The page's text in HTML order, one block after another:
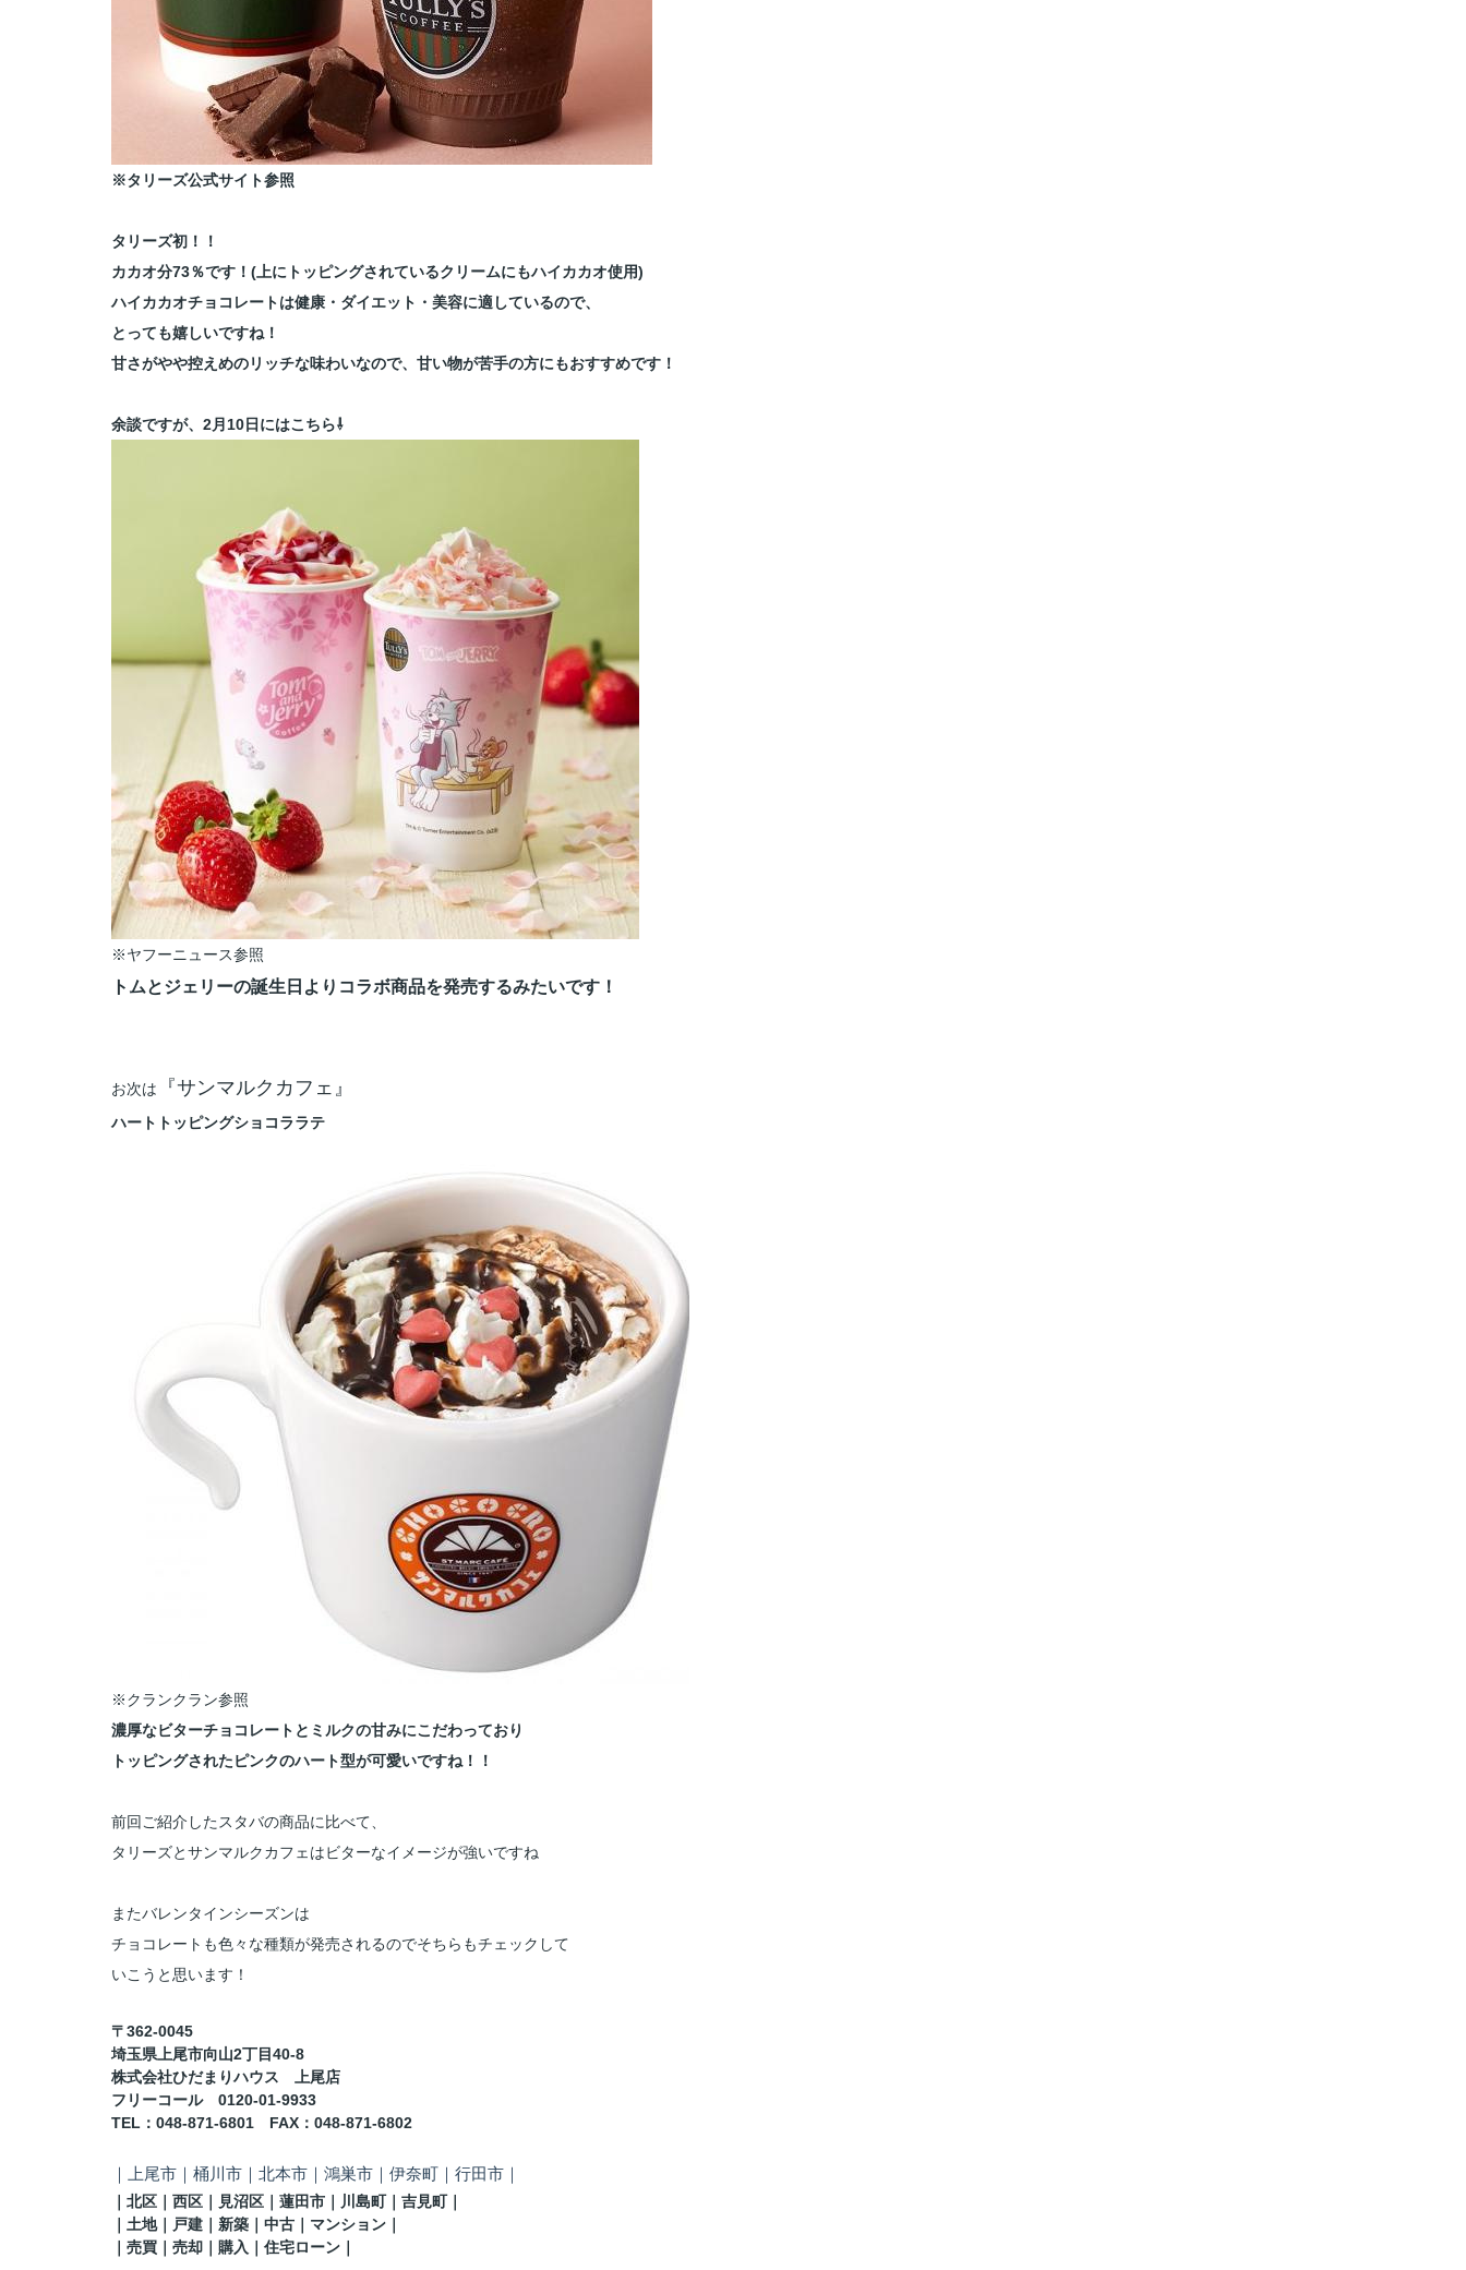
※タリーズ公式サイト参照
タリーズ初！！
カカオ分73％です！( 上にトッピングされているクリームにもハイカカオ使用)
ハイカカオチョコレートは健康・ダイエット・美容に適しているので、
とっても嬉しいですね！
甘さがやや控えめのリッチな味わいなので、甘い物が苦手の方にもおすすめです！
余談ですが、 2月10日にはこちら⇩
※ヤフーニュース参照
トムとジェリーの誕生日よりコラボ商品を発売するみたいです！
お次は 『サンマルクカフェ』
ハートトッピングショコララテ
※クランクラン参照
濃厚なビターチョコレートとミルクの甘みにこだわっており
トッピングされたピンクのハート型が可愛いですね！！
前回ご紹介したスタバの商品に比べて、
タリーズとサンマルクカフェはビターなイメージが強いですね
またバレンタインシーズンは
チョコレートも色々な種類が発売されるのでそちらもチェックして
いこうと思います！
〒362-0045
埼玉県上尾市向山2丁目40-8
株式会社ひだまりハウス 上尾店
フリーコール 0120-01-9933
TEL ：048-871-6801 FAX ： 048-871-6802
｜ 上尾市｜桶川市｜北本市｜鴻巣市｜伊奈町 ｜行田市 ｜
北区 ｜西区｜見沼区 ｜蓮田市 ｜川島町｜吉見町｜
｜土地｜戸建｜新築｜中古｜マンション｜
｜売買｜売却｜購入｜住宅ローン｜